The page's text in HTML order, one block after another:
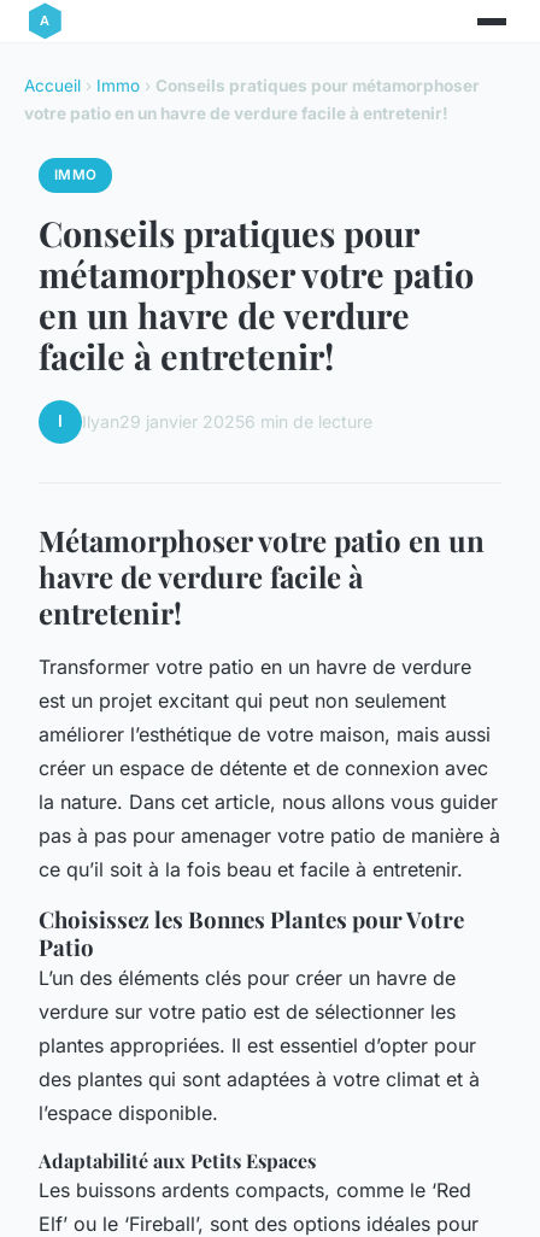
Accueil › Immo › Conseils pratiques pour métamorphoser
votre patio en un havre de verdure facile à entretenir!
IMMO
Conseils pratiques pour
métamorphoser votre patio
en un havre de verdure
facile à entretenir!
I Ilyan29 janvier 20256 min de lecture
Métamorphoser votre patio en un
havre de verdure facile à
entretenir!
Transformer votre patio en un havre de verdure
est un projet excitant qui peut non seulement
améliorer l’esthétique de votre maison, mais aussi
créer un espace de détente et de connexion avec
la nature. Dans cet article, nous allons vous guider
pas à pas pour amenager votre patio de manière à
ce qu’il soit à la fois beau et facile à entretenir.
Choisissez les Bonnes Plantes pour Votre
Patio
L’un des éléments clés pour créer un havre de
verdure sur votre patio est de sélectionner les
plantes appropriées. Il est essentiel d’opter pour
des plantes qui sont adaptées à votre climat et à
l’espace disponible.
Adaptabilité aux Petits Espaces
Les buissons ardents compacts, comme le ‘Red
Elf’ ou le ‘Fireball’, sont des options idéales pour